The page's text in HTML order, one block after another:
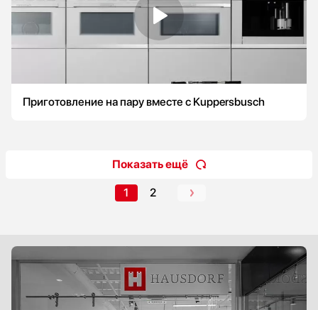
Приготовление на пару вместе с Kuppersbusch
Показать ещё
1 2